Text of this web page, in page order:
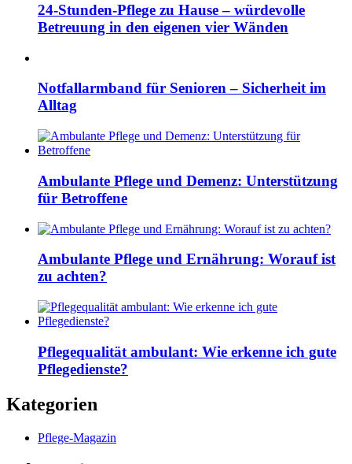
24-Stunden-Pflege zu Hause – würdevolle
Betreuung in den eigenen vier Wänden
Notfallarmband für Senioren – Sicherheit im
Alltag
Ambulante Pflege und Demenz: Unterstützung
für Betroffene
Ambulante Pflege und Ernährung: Worauf ist
zu achten?
Pflegequalität ambulant: Wie erkenne ich gute
Pflegedienste?
Kategorien
Pflege-Magazin